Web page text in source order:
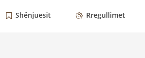
Shënjuesit Rregullimet